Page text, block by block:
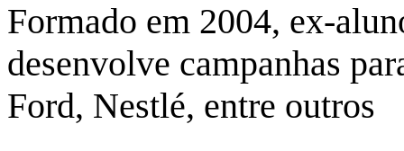
Formado em 2004, ex-
desenvolve campanhas
Ford, Nestlé, entre outros